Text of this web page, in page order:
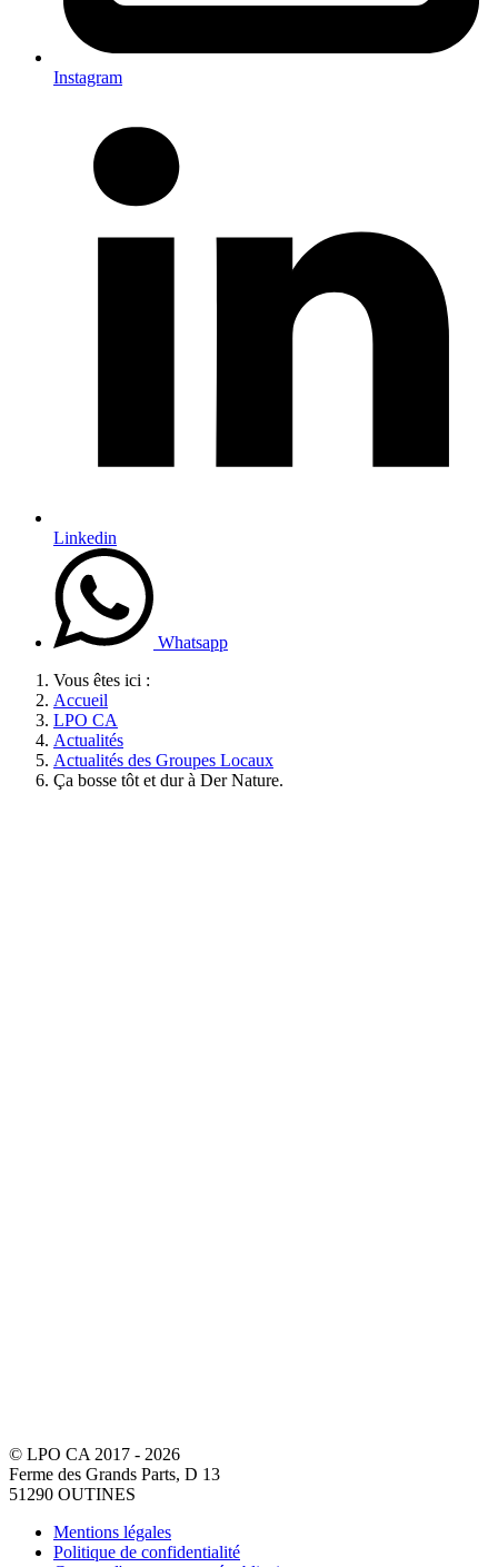
Instagram
Linkedin
Whatsapp
Vous êtes ici :
Accueil
LPO CA
Actualités
Actualités des Groupes Locaux
Ça bosse tôt et dur à Der Nature.
© LPO CA 2017 - 2026
Ferme des Grands Parts, D 13
51290 OUTINES
Mentions légales
Politique de confidentialité